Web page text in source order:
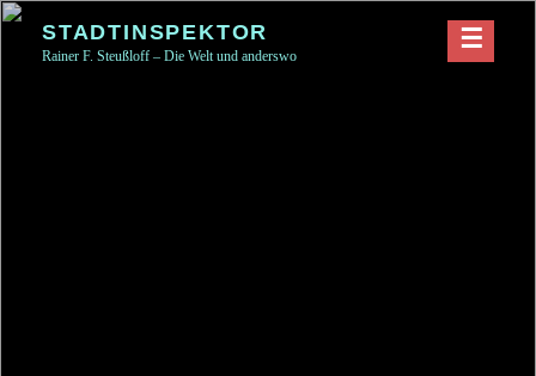
Skip
STADTINSPEKTOR
Rainer F. Steußloff – Die Welt und anderswo